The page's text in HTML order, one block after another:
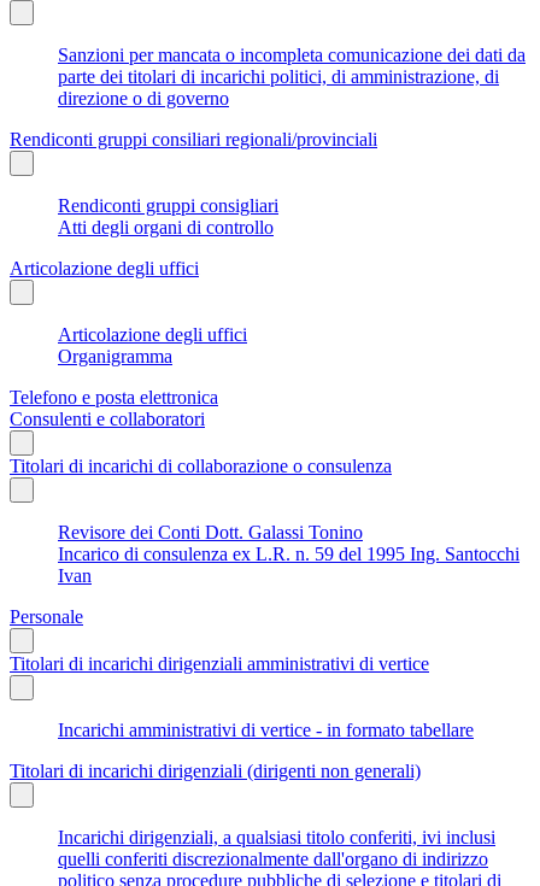
Sanzioni per mancata o incompleta comunicazione dei dati da
parte dei titolari di incarichi politici, di amministrazione, di
direzione o di governo
Rendiconti gruppi consiliari regionali/provinciali
Rendiconti gruppi consigliari
Atti degli organi di controllo
Articolazione degli uffici
Articolazione degli uffici
Organigramma
Telefono e posta elettronica
Consulenti e collaboratori
Titolari di incarichi di collaborazione o consulenza
Revisore dei Conti Dott. Galassi Tonino
Incarico di consulenza ex L.R. n. 59 del 1995 Ing. Santocchi
Ivan
Personale
Titolari di incarichi dirigenziali amministrativi di vertice
Incarichi amministrativi di vertice - in formato tabellare
Titolari di incarichi dirigenziali (dirigenti non generali)
Incarichi dirigenziali, a qualsiasi titolo conferiti, ivi inclusi
quelli conferiti discrezionalmente dall'organo di indirizzo
politico senza procedure pubbliche di selezione e titolari di